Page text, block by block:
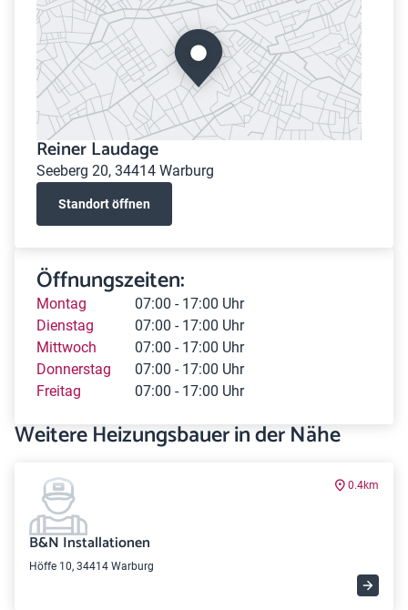
Reiner Laudage
Seeberg 20, 34414 Warburg
Standort öffnen
Öffnungszeiten:
Montag
07:00 - 17:00 Uhr
Dienstag
07:00 - 17:00 Uhr
Mittwoch
07:00 - 17:00 Uhr
Donnerstag
07:00 - 17:00 Uhr
Freitag
07:00 - 17:00 Uhr
Weitere Heizungsbauer in der Nähe
0.4km
B&N Installationen
Höffe 10, 34414 Warburg